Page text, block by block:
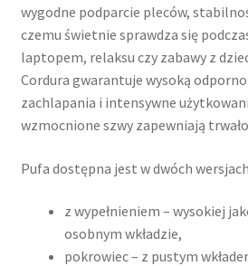
wygodne podparcie pleców,
czemu świetnie sprawdza się
laptopem, relaksu czy zabawy z
Cordura gwarantuje wysoką
zachlapania i intensywne
wzmocnione szwy zapewniają
Pufa dostępna jest w dwóch
z wypełnieniem – wysokiej
osobnym wkładzie,
pokrowiec – z pustym